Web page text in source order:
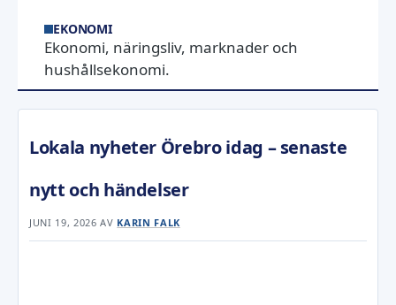
EKONOMI
Ekonomi, näringsliv, marknader och
hushållsekonomi.
Lokala nyheter Örebro idag – senaste
nytt och händelser
JUNI 19, 2026 AV KARIN FALK